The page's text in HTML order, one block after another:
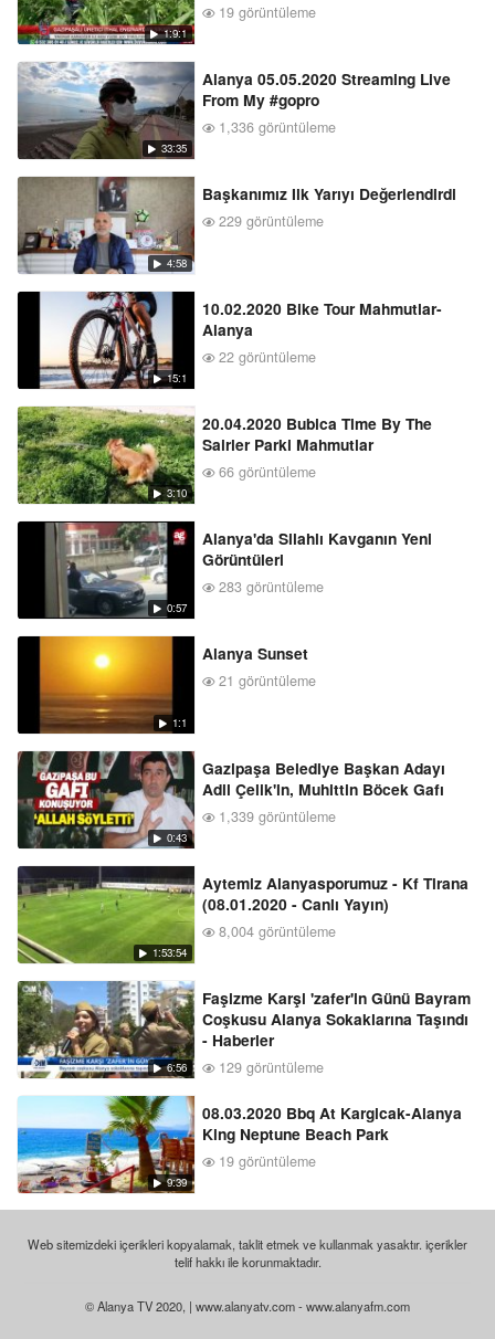
1:9:1
19 görüntüleme
33:35
Alanya 05.05.2020 Streaming Live
From My #gopro
1,336 görüntüleme
4:58
Başkanımız Ilk Yarıyı Değerlendirdi
229 görüntüleme
15:1
10.02.2020 Bike Tour Mahmutlar-
Alanya
22 görüntüleme
3:10
20.04.2020 Bubica Time By The
Sairler Parki Mahmutlar
66 görüntüleme
0:57
Alanya'da Silahlı Kavganın Yeni
Görüntüleri
283 görüntüleme
1:1
Alanya Sunset
21 görüntüleme
0:43
Gazipaşa Belediye Başkan Adayı
Adil Çelik'in, Muhittin Böcek Gafı
1,339 görüntüleme
1:53:54
Aytemiz Alanyasporumuz - Kf Tirana
(08.01.2020 - Canlı Yayın)
8,004 görüntüleme
6:56
Faşizme Karşi 'zafer'in Günü Bayram
Coşkusu Alanya Sokaklarına Taşındı
- Haberler
129 görüntüleme
9:39
08.03.2020 Bbq At Kargicak-Alanya
King Neptune Beach Park
19 görüntüleme
Web sitemizdeki içerikleri kopyalamak, taklit etmek ve kullanmak yasaktır. içerikler
telif hakkı ile korunmaktadır.
© Alanya TV 2020, | www.alanyatv.com - www.alanyafm.com